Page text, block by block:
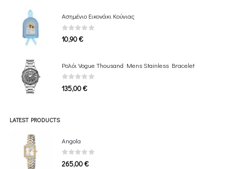
Ασημένιο Εικονάκι Κούνιας
0out of 5
10,90€
Ρολόι Vogue Thousand Mens Stainless Bracelet
0out of 5
135,00€
LATEST PRODUCTS
Angola
0 out of 5
265,00€